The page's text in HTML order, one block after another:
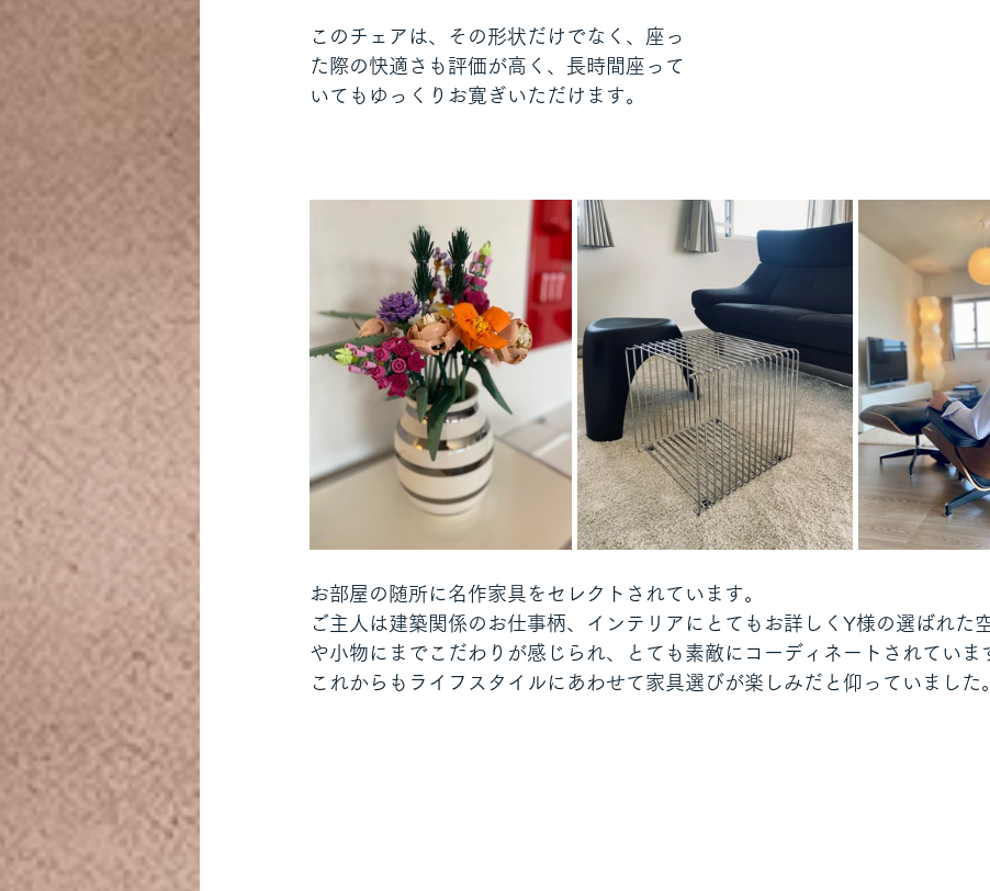
このチェアは、その形状だけでなく、座っ
た際の快適さも評価が高く、長時間座って
いてもゆっくりお寛ぎいただけます。
お部屋の随所に名作家具をセレクトされています。
ご主人は建築関係のお仕事柄、インテリアにとてもお詳しくY様の選ばれた
や小物にまでこだわりが感じられ、とても素敵にコーディネートされていま
これからもライフスタイルにあわせて家具選びが楽しみだと仰っていました。